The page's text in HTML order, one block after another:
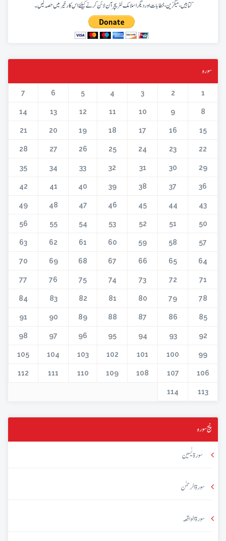
کتابیں، میگزین، خطابات اور دیگر اسلامک لٹریچر آن لائن کرنے کیلئے اس کار خیر میں حصہ لیں۔
سورہ
1
2
3
4
5
6
7
8
9
10
11
12
13
14
15
16
17
18
19
20
21
22
23
24
25
26
27
28
29
30
31
32
33
34
35
36
37
38
39
40
41
42
43
44
45
46
47
48
49
50
51
52
53
54
55
56
57
58
59
60
61
62
63
64
65
66
67
68
69
70
71
72
73
74
75
76
77
78
79
80
81
82
83
84
85
86
87
88
89
90
91
92
93
94
95
96
97
98
99
100
101
102
103
104
105
106
107
108
109
110
111
112
113
114
پنج سورہ
سورۃ یٰسین
سورۃ الرحمٰن
سورۃ الواقعہ